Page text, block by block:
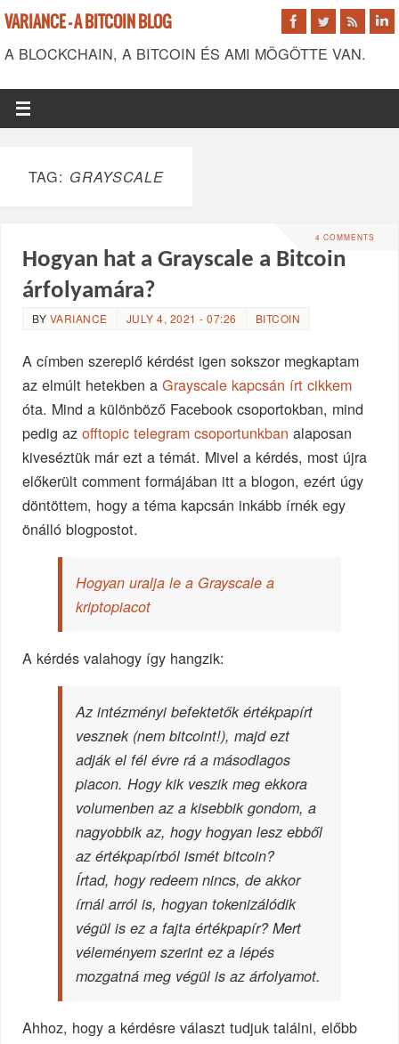
VARIANCE - A BITCOIN BLOG
A BLOCKCHAIN, A BITCOIN ÉS AMI MÖGÖTTE VAN.
TAG: GRAYSCALE
4 COMMENTS
Hogyan hat a Grayscale a Bitcoin
árfolyamára?
BY VARIANCE JULY 4, 2021 - 07:26 BITCOIN
A címben szereplő kérdést igen sokszor megkaptam
az elmúlt hetekben aGrayscale kapcsán írt cikkem
óta. Mind a különböző Facebook csoportokban, mind
pedig azofftopic telegram csoportunkban alaposan
kiveséztük már ezt a témát. Mivel a kérdés, most újra
előkerült comment formájában itt a blogon, ezért úgy
döntöttem, hogy a téma kapcsán inkább írnék egy
önálló blogpostot.
Hogyan uralja le a Grayscale a
kriptopiacot
A kérdés valahogy így hangzik:
Az intézményi befektetők értékpapírt
vesznek (nem bitcoint!), majd ezt
adják el fél évre rá a másodlagos
piacon. Hogy kik veszik meg ekkora
volumenben az a kisebbik gondom, a
nagyobbik az, hogy hogyan lesz ebből
az értékpapírból ismét bitcoin?
Írtad, hogy redeem nincs, de akkor
írnál arról is, hogyan tokenizálódik
végül is ez a fajta értékpapír? Mert
véleményem szerint ez a lépés
mozgatná meg végül is az árfolyamot.
Ahhoz, hogy a kérdésre választ tudjuk találni, előbb